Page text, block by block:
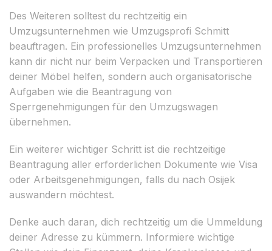
Des Weiteren solltest du rechtzeitig ein
Umzugsunternehmen wie Umzugsprofi Schmitt
beauftragen. Ein professionelles Umzugsunternehmen
kann dir nicht nur beim Verpacken und Transportieren
deiner Möbel helfen, sondern auch organisatorische
Aufgaben wie die Beantragung von
Sperrgenehmigungen für den Umzugswagen
übernehmen.
Ein weiterer wichtiger Schritt ist die rechtzeitige
Beantragung aller erforderlichen Dokumente wie Visa
oder Arbeitsgenehmigungen, falls du nach Osijek
auswandern möchtest.
Denke auch daran, dich rechtzeitig um die Ummeldung
deiner Adresse zu kümmern. Informiere wichtige